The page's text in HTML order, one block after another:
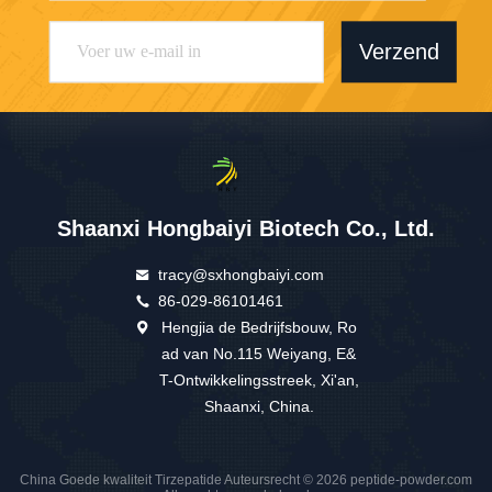
Verzend
Shaanxi Hongbaiyi Biotech Co., Ltd.
tracy@sxhongbaiyi.com
86-029-86101461
Hengjia de Bedrijfsbouw, Ro
ad van No.115 Weiyang, E&
T-Ontwikkelingsstreek, Xi'an,
Shaanxi, China.
China Goede kwaliteit Tirzepatide Auteursrecht © 2026 peptide-powder.com